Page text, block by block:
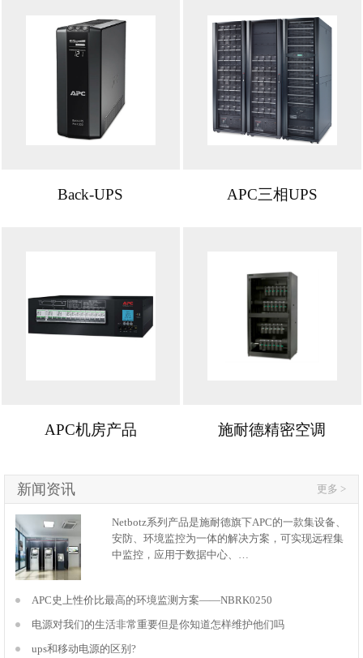
Back-UPS APC三相UPS
APC机房产品 施耐德精密空调
更多 >
新闻资讯
Netbotz系列产品是施耐德旗下APC的一款集设备、
安防、环境监控为一体的解决方案，可实现远程集
中监控，应用于数据中心、…
APC史上性价比最高的环境监测方案——NBRK0250
电源对我们的生活非常重要但是你知道怎样维护他们吗
ups和移动电源的区别?